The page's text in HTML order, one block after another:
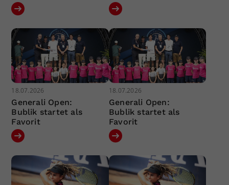
18.07.2026
Generali Open:
Bublik startet als
Favorit
18.07.2026
Generali Open:
Bublik startet als
Favorit